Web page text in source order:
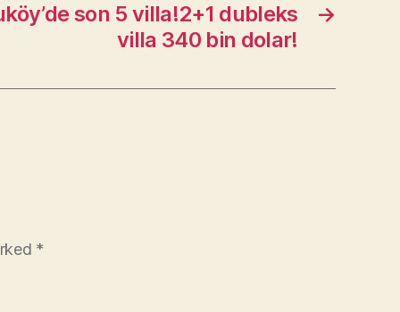
→
son 5 villa!2+1 dubleks
villa 340 bin dolar!
*